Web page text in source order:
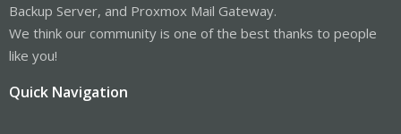
Backup Server, and Proxmox Mail Gateway.
We think our community is one of the best thanks to people
like you!
Quick Navigation